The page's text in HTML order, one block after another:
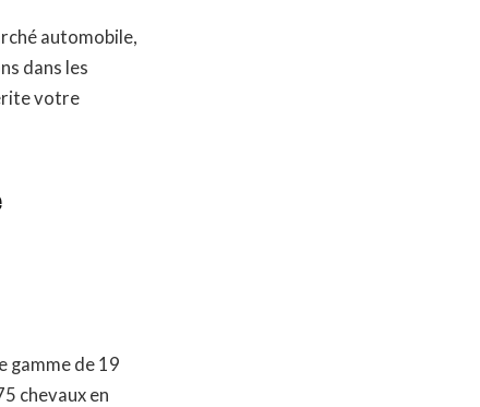
automobile,
dans les
votre
gamme de 19
chevaux en